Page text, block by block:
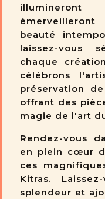
beauté
laissez-vous
chaque
célébrons
préservation
offrant des
magie de l'art
Rendez-vous
en plein cœur
ces
Kitras.
splendeur et